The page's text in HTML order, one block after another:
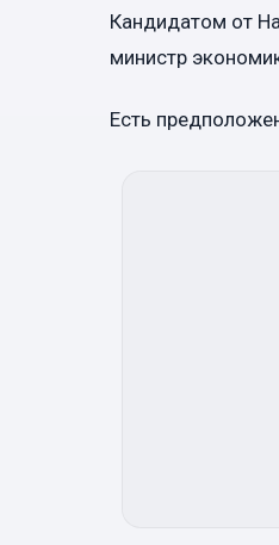
Кандидатом от
министр
Есть